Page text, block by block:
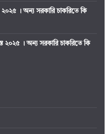
২০২৫ । অন্য সরকারি চাকরিতে কি
২০২৫ । অন্য সরকারি চাকরিতে কি